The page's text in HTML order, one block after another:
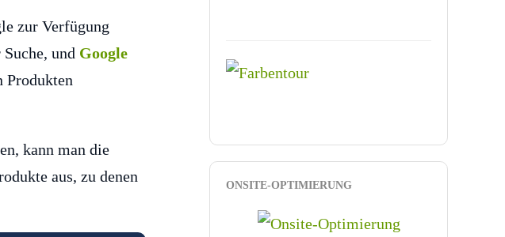
zur Verfügung
und Google
Produkten
kann man die
aus, zu denen
ONSITE-OPTIMIERUNG